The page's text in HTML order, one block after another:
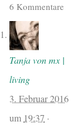
6 Kommentare
Tanja von mx |
living
3. Februar 2016
um 19:37 ·